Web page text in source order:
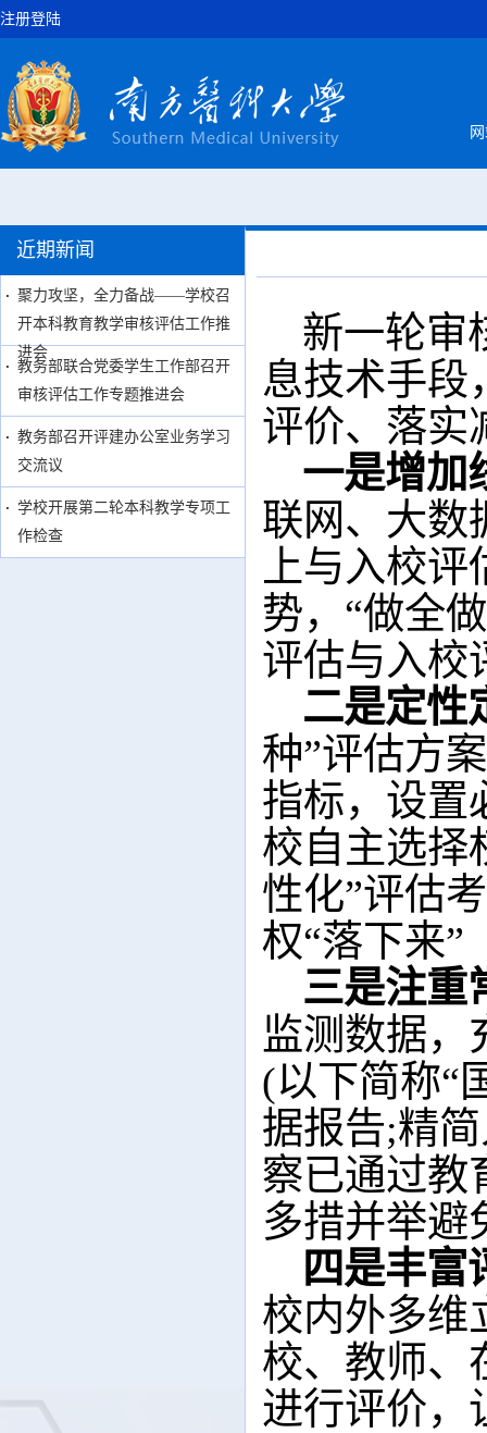
注册登陆
近期新闻
聚力攻坚，全力备战——学校召
开本科教育教学审核评估工作推
进会
教务部联合党委学生工作部召开
审核评估工作专题推进会
教务部召开评建办公室业务学习
交流议
学校开展第二轮本科教学专项工
作检查
新一轮审
息技术手段
评价、落实
一是增加
联网、大数
上与入校评
势，“做全
评估与入校
二是定性
种”评估方
指标，设置
校自主选择
性化”评估
权“落下来”
三是注重
监测数据，
(以下简称“
据报告;精
察已通过教
多措并举避
四是丰富
校内外多维
校、教师、
进行评价，